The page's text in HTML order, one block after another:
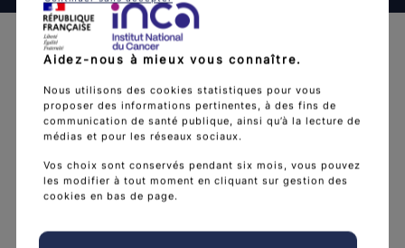
L'Institut national du cancer est l’agence d'expertise
sanitaire et scientifique en cancérologie de l’État.
Découvrir l’Institut arrow_forward
Aidez-nous à mieux vous connaître.
Nous utilisons des cookies statistiques pour vous
proposer des informations pertinentes, à des fins de
communication de santé publique, ainsi qu’à la lecture de
médias et pour les réseaux sociaux.
Vos choix sont conservés pendant six mois, vous pouvez
les modifier à tout moment en cliquant sur gestion des
cookies en bas de page.